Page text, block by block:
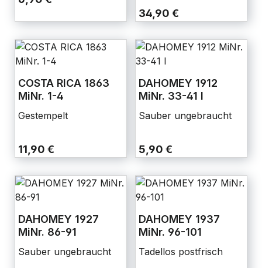
34,90 €
COSTA RICA 1863
MiNr. 1-4
Gestempelt
11,90 €
DAHOMEY 1912
MiNr. 33-41 I
Sauber ungebraucht
5,90 €
DAHOMEY 1927
MiNr. 86-91
Sauber ungebraucht
DAHOMEY 1937
MiNr. 96-101
Tadellos postfrisch